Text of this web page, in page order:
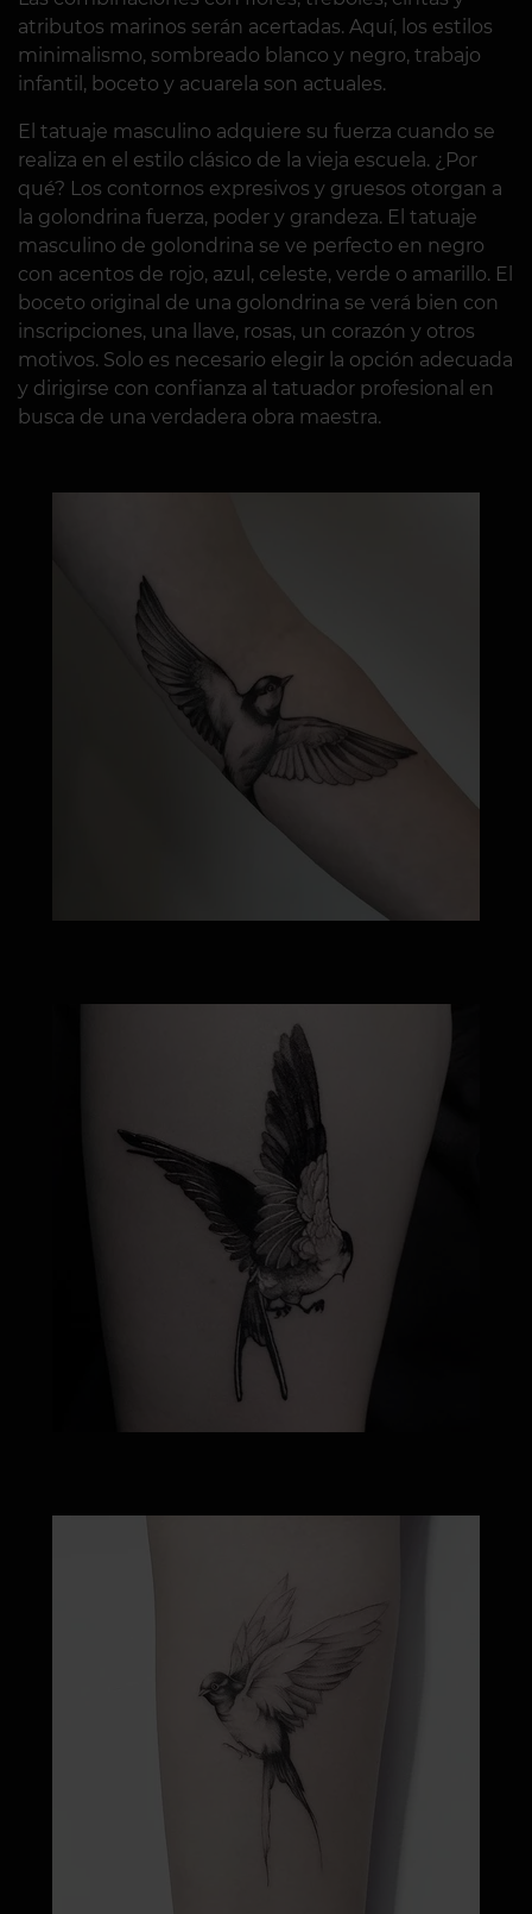
atributos marinos serán acertadas. Aquí, los estilos
minimalismo, sombreado blanco y negro, trabajo
infantil, boceto y acuarela son actuales.
El tatuaje masculino adquiere su fuerza cuando se
realiza en el estilo clásico de la vieja escuela. ¿Por
qué? Los contornos expresivos y gruesos otorgan a
la golondrina fuerza, poder y grandeza. El tatuaje
masculino de golondrina se ve perfecto en negro
con acentos de rojo, azul, celeste, verde o amarillo. El
boceto original de una golondrina se verá bien con
inscripciones, una llave, rosas, un corazón y otros
motivos. Solo es necesario elegir la opción adecuada
y dirigirse con confianza al tatuador profesional en
busca de una verdadera obra maestra.